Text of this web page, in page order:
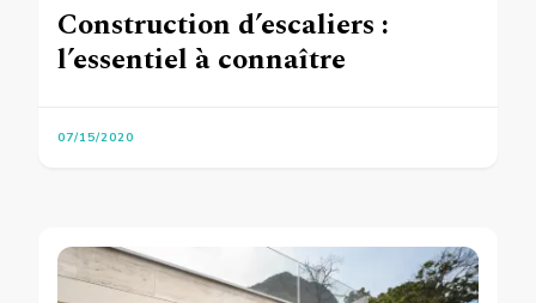
Construction d’escaliers :
l’essentiel à connaître
07/15/2020